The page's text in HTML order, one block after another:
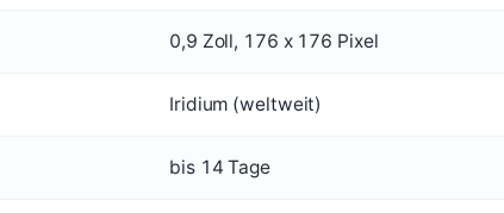
0,9 Zoll, 176 x 176 Pixel
Iridium (weltweit)
bis 14 Tage